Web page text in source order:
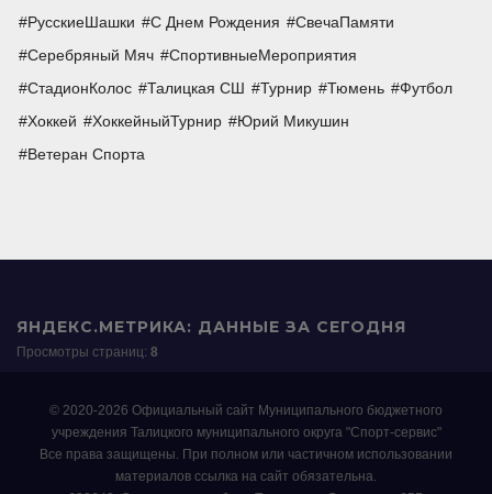
РусскиеШашки
С Днем Рождения
СвечаПамяти
Серебряный Мяч
СпортивныеМероприятия
СтадионКолос
Талицкая СШ Турнир Тюмень
Футбол
Хоккей
ХоккейныйТурнир
Юрий Микушин
Ветеран Спорта
ЯНДЕКС.МЕТРИКА: ДАННЫЕ ЗА СЕГОДНЯ
Просмотры страниц: 8
© 2020-2026 Официальный сайт Муниципального бюджетного
учреждения Талицкого муниципального округа "Спорт-сервис"
Все права защищены. При полном или частичном использовании
материалов ссылка на сайт обязательна.